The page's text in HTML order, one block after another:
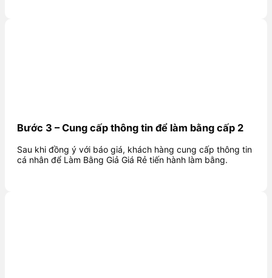
Bước 3 – Cung cấp thông tin để làm bằng cấp 2
Sau khi đồng ý với báo giá, khách hàng cung cấp thông tin
cá nhân để Làm Bằng Giả Giá Rẻ tiến hành làm bằng.